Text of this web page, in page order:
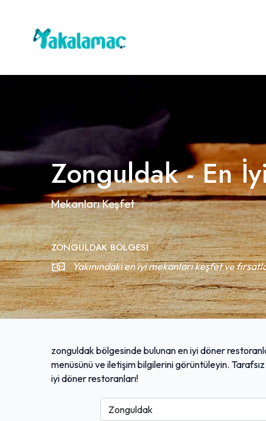
Zonguldak - En
Mekanları Keşfet
ZONGULDAK BÖLGESI
Yakınındaki en iyi mekanları keşfet ve
zonguldak bölgesinde bulunan en iyi döner
menüsünü ve iletişim bilgilerini görüntüleyin.
iyi döner restoranları!